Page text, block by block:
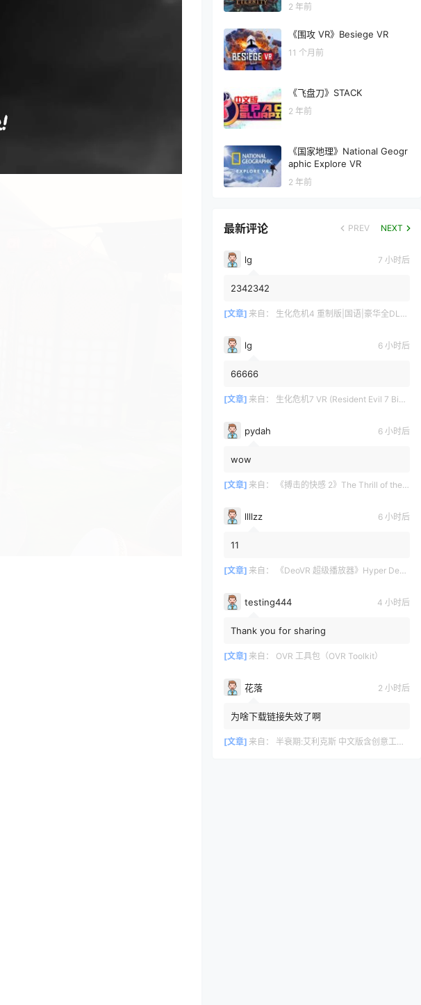
2 年前
《围攻 VR》Besiege VR
11 个月前
《飞盘刀》STACK
2 年前
《国家地理》National Geogr
aphic Explore VR
2 年前
最新评论 PREV NEXT
lg 7 小时后
2342342
[文章] 来自： 生化危机4 重制版|国语|豪华全DLC（Resident Evil 4 VR）
lg 6 小时后
66666
[文章] 来自： 生化危机7 VR (Resident Evil 7 Biohazard VR)
pydah 6 小时后
wow
[文章] 来自： 《搏击的快感 2》The Thrill of the Fight 2
llllzz 6 小时后
11
[文章] 来自： 《DeoVR 超级播放器》Hyper DeoVR – VR Video Streaming
testing444 4 小时后
Thank you for sharing
[文章] 来自： OVR 工具包（OVR Toolkit）
花落 2 小时后
为啥下载链接失效了啊
[文章] 来自： 半衰期:艾利克斯 中文版含创意工坊地图（Half-Life: Alyx）